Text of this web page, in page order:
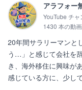
アラフォー
YouTube チ
1430 本の動画
20年間サラリーマンと
う…」と感じて会社を
き、海外移住に興味が
感じている方に、少し